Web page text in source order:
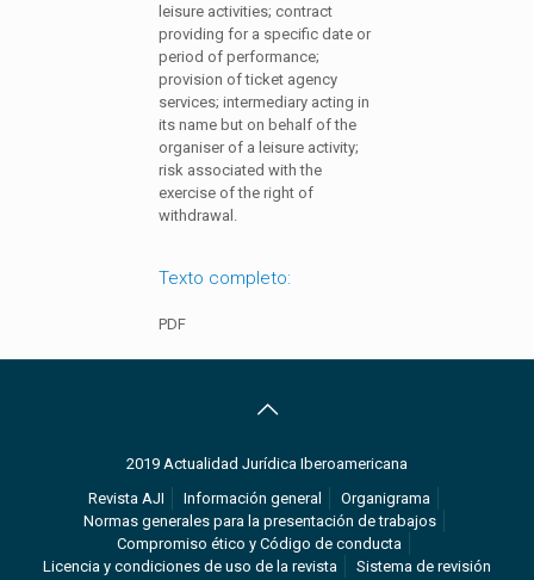
leisure activities; contract
providing for a specific date or
period of performance;
provision of ticket agency
services; intermediary acting in
its name but on behalf of the
organiser of a leisure activity;
risk associated with the
exercise of the right of
withdrawal.
Texto completo:
PDF
2019 Actualidad Jurídica Iberoamericana
Revista AJI
Información general
Organigrama
Normas generales para la presentación de trabajos
Compromiso ético y Código de conducta
Licencia y condiciones de uso de la revista
Sistema de revisión